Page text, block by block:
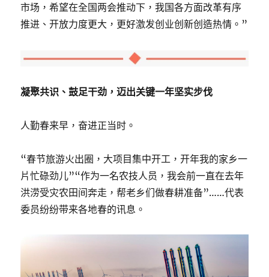
市场，希望在全国两会推动下，我国各方面改革有序
推进、开放力度更大，更好激发创业创新创造热情。”
凝聚共识、鼓足干劲，迈出关键一年坚实步伐
人勤春来早，奋进正当时。
“春节旅游火出圈，大项目集中开工，开年我的家乡一
片忙碌劲儿”“作为一名农技人员，我会前一直在去年
洪涝受灾农田间奔走，帮老乡们做春耕准备”……代表
委员纷纷带来各地春的讯息。